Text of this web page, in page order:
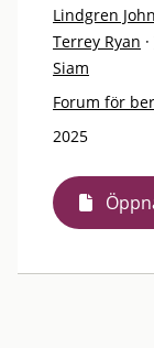
Lindgren
Terrey Ryan ·
Siam
Forum för
2025